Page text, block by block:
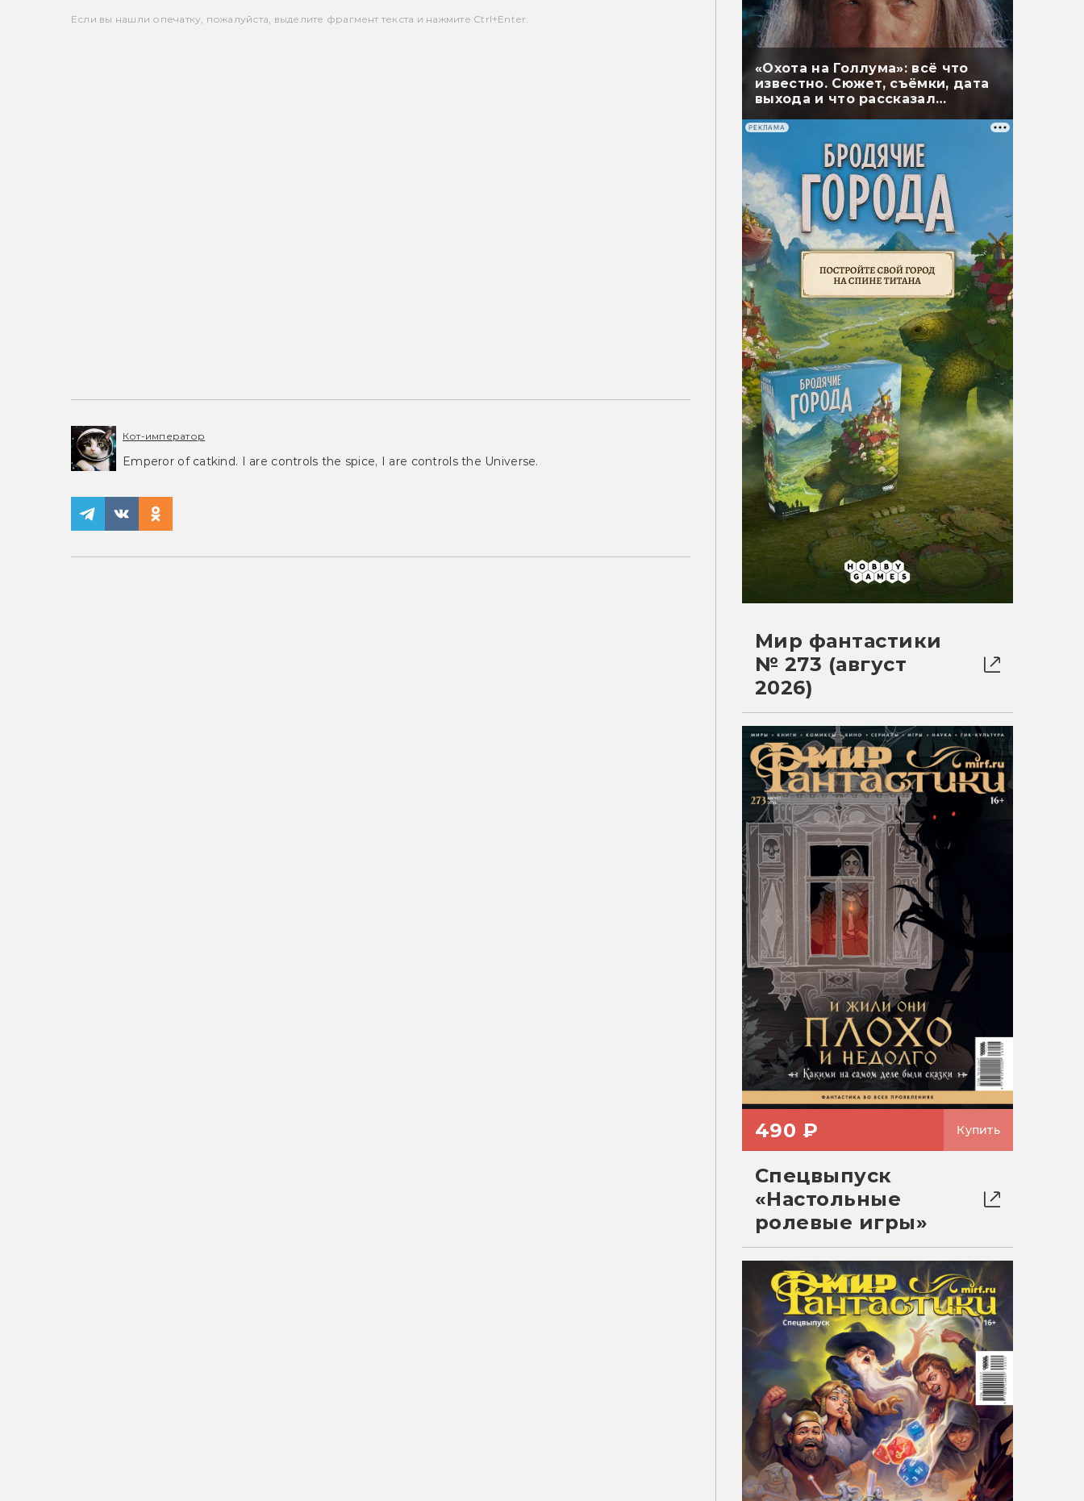
Если вы нашли опечатку, пожалуйста, выделите фрагмент текста и нажмите Ctrl+Enter.
Кот-император
Emperor of catkind. I are controls the spice, I are controls the Universe.
«Охота на Голлума»: всё что
известно. Сюжет, съёмки, дата
выхода и что рассказал
РЕКЛАМА
Мир фантастики
№ 273 (август
2026)
490 ₽ Купить
Спецвыпуск
«Настольные
ролевые игры»